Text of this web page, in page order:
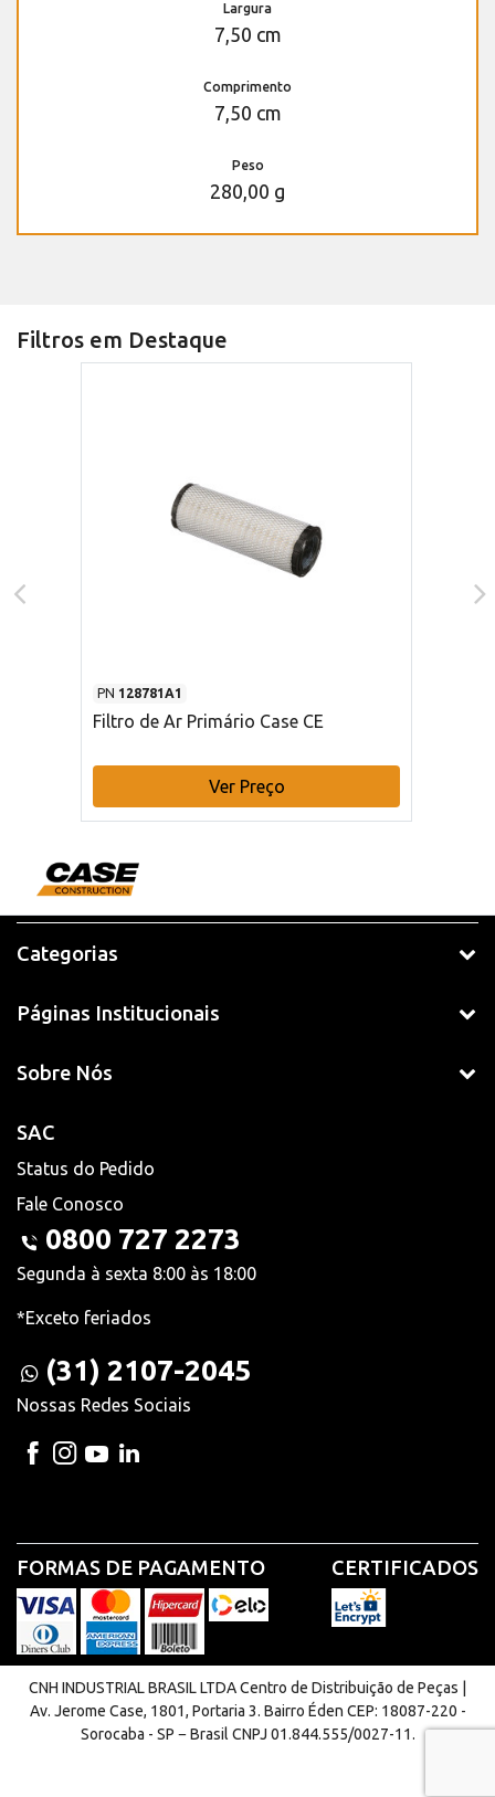
Largura
7,50 cm
Comprimento
7,50 cm
Peso
280,00 g
Filtros em Destaque
PN 128781A1
Filtro de Ar Primário Case CE
Ver Preço
Categorias
Páginas Institucionais
Sobre Nós
SAC
Status do Pedido
Fale Conosco
0800 727 2273
Segunda à sexta 8:00 às 18:00
*Exceto feriados
(31) 2107-2045
Nossas Redes Sociais
FORMAS DE PAGAMENTO CERTIFICADOS
CNH INDUSTRIAL BRASIL LTDA Centro de Distribuição de Peças |
Av. Jerome Case, 1801, Portaria 3. Bairro Éden CEP: 18087-220 -
Sorocaba - SP − Brasil CNPJ 01.844.555/0027-11.